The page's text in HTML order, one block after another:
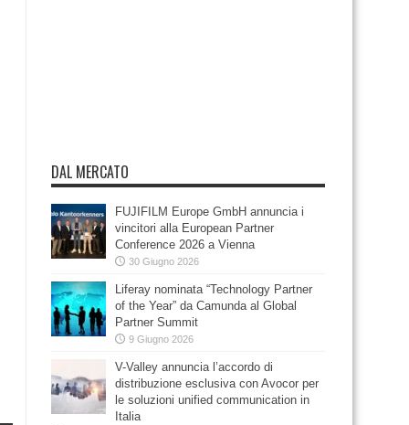
DAL MERCATO
FUJIFILM Europe GmbH annuncia i
vincitori alla European Partner
Conference 2026 a Vienna
30 Giugno 2026
Liferay nominata “Technology Partner
of the Year” da Camunda al Global
Partner Summit
9 Giugno 2026
V-Valley annuncia l’accordo di
distribuzione esclusiva con Avocor per
le soluzioni unified communication in
Italia